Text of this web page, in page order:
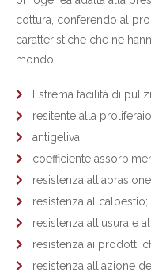
cottura, conferendo al
caratteristiche che ne
mondo:
Estrema facilità di
resitente alla
antigeliva;
coefficiente
resistenza
resistenza al calpestio;
resistenza all'usura e
resistenza ai prodotti
resistenza all'azione